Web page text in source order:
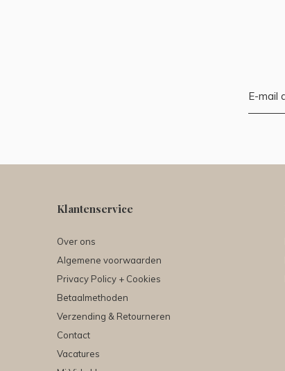
Klantenservice
Over ons
Algemene voorwaarden
Privacy Policy + Cookies
Betaalmethoden
Verzending & Retourneren
Contact
Vacatures